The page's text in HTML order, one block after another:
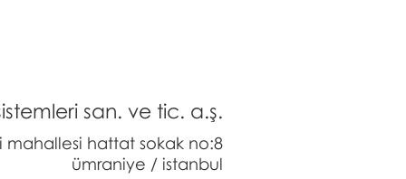
san. ve tic. a.ş.
mahallesi hattat sokak no:8
ümraniye / istanbul